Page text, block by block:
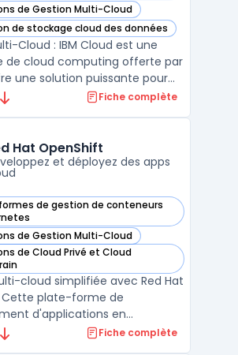
de Gestion Multi-Cloud
dans cette catégorie
de stockage cloud des données
dans cette catégorie
Cloud : IBM Cloud est une
de cloud computing offerte par
une solution puissante pour
qui souhaitent migrer leurs
signifie qu'elle permet aux
Fiche complète
Hat OpenShift
et déployez des apps
de gestion de conteneurs
OpenShift dans cette catégorie
de Gestion Multi-Cloud
OpenShift dans cette catégorie
de Cloud Privé et Cloud
OpenShift dans cette catégorie
cloud simplifiée avec Red Hat
Cette plate-forme de
d'applications en
basée sur Kubernetes offre une
Fiche complète